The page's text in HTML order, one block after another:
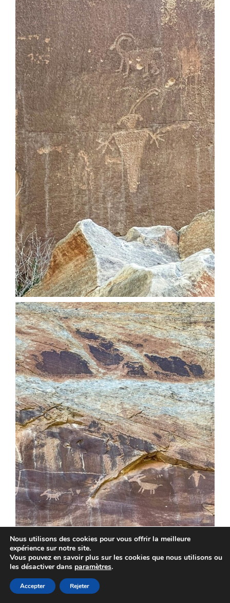
Nous utilisons des cookies pour vous offrir la meilleure
expérience sur notre site.
Vous pouvez en savoir plus sur les cookies que nous utilisons ou
les désactiver dans paramètres.
Accepter Rejeter